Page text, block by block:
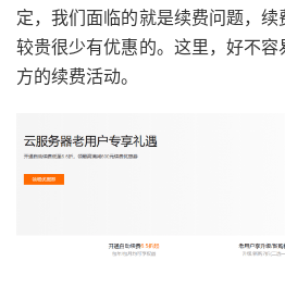
定，我们面临的就是续费问题，
较贵很少有优惠的。这里，好不
方的续费活动。